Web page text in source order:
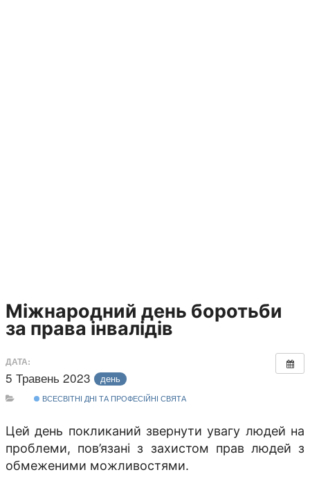
Міжнародний день боротьби
за права інвалідів
ДАТА:
5 Травень 2023 день
ВСЕСВІТНІ ДНІ ТА ПРОФЕСІЙНІ СВЯТА
Цей день покликаний звернути увагу людей на
проблеми, пов’язані з захистом прав людей з
обмеженими можливостями.